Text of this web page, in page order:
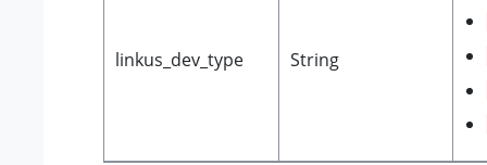
linkus_dev_type String